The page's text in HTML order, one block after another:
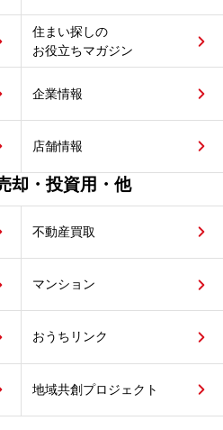
住まい探しの
お役立ちマガジン
企業情報
店舗情報
却・投資用・他
不動産買取
マンション
おうちリンク
地域共創プロジェクト